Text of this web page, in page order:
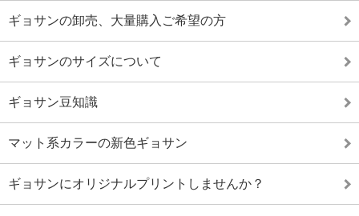
ギョサンの卸売、大量購入ご希望の方
ギョサンのサイズについて
ギョサン豆知識
マット系カラーの新色ギョサン
ギョサンにオリジナルプリントしませんか？